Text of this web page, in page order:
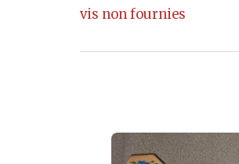
vis non fournies